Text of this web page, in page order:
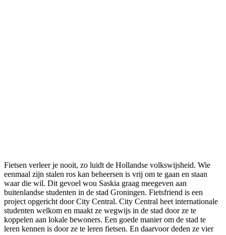
Fietsen verleer je nooit, zo luidt de Hollandse volkswijsheid. Wie
eenmaal zijn stalen ros kan beheersen is vrij om te gaan en staan
waar die wil. Dit gevoel wou Saskia graag meegeven aan
buitenlandse studenten in de stad Groningen. Fietsfriend is een
project opgericht door City Central. City Central heet internationale
studenten welkom en maakt ze wegwijs in de stad door ze te
koppelen aan lokale bewoners. Een goede manier om de stad te
leren kennen is door ze te leren fietsen. En daarvoor deden ze vier